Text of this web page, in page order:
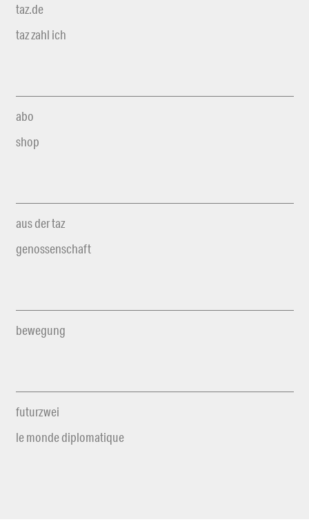
taz.de
taz zahl ich
abo
shop
aus der taz
genossenschaft
bewegung
futurzwei
le monde diplomatique